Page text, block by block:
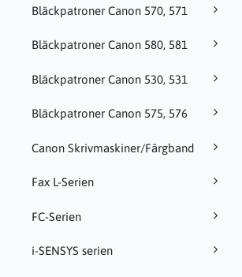
Bläckpatroner Canon 570, 571
Bläckpatroner Canon 580, 581
Bläckpatroner Canon 530, 531
Bläckpatroner Canon 575, 576
Canon Skrivmaskiner/Färgband
Fax L-Serien
FC-Serien
i-SENSYS serien